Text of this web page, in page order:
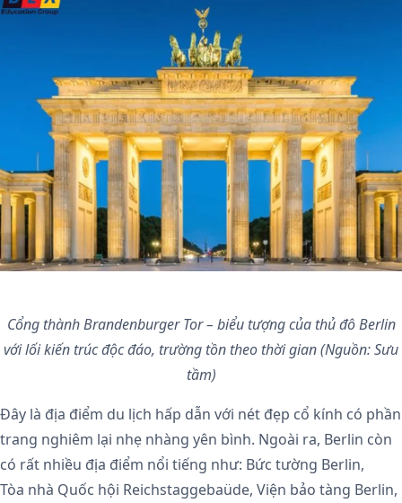
Cổng thành Brandenburger Tor – biểu tượng của thủ đô Berlin
với lối kiến trúc độc đáo, trường tồn theo thời gian (Nguồn: Sưu
tầm)
Đây là địa điểm du lịch hấp dẫn với nét đẹp cổ kính có phần
trang nghiêm lại nhẹ nhàng yên bình. Ngoài ra, Berlin còn
có rất nhiều địa điểm nổi tiếng như: Bức tường Berlin,
Tòa nhà Quốc hội Reichstaggebaüde, Viện bảo tàng Berlin,